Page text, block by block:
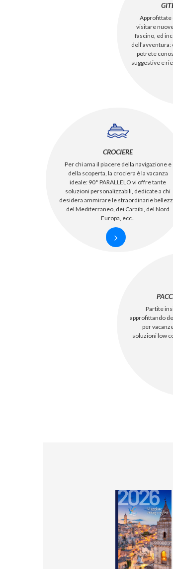
Approfittate
visitare
fascino, ed
potrete
suggestive e
CROCIERE
Per chi ama il piacere della navigazione e
della scoperta, la crociera è la vacanza
ideale: 90° PARALLELO vi offre tante
soluzioni personalizzabili, dedicate a chi
desidera ammirare le straordinarie
del Mediterraneo, dei Caraibi, del Nord
Europa, ecc..
Partite
approfittando
per
soluzioni low